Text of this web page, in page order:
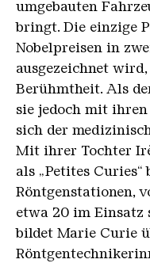
umgebauten
bringt. Die einzige
Nobelpreisen in
ausgezeichnet
Berühmtheit. Als
sie jedoch mit ihren
sich der
Mit ihrer Tochter
als „Petites
Röntgenstationen,
etwa 20 im Einsatz
bildet Marie Curie